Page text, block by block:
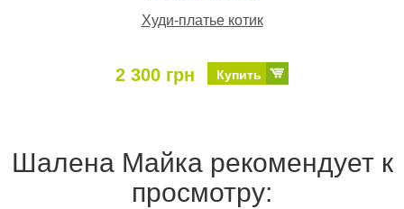
Худи-платье котик
2 300 грн Купить
Шалена Майка рекомендует к
просмотру: